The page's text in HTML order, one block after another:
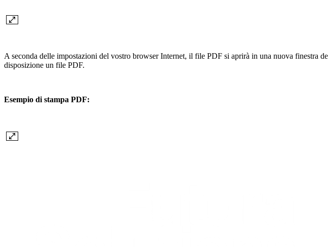
A seconda delle impostazioni del vostro browser Internet, il file PDF si aprirà in una nuova finestra
disposizione un file PDF.
Esempio di stampa PDF: